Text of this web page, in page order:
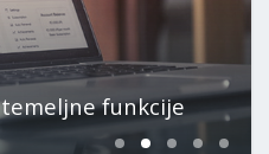
funkcije